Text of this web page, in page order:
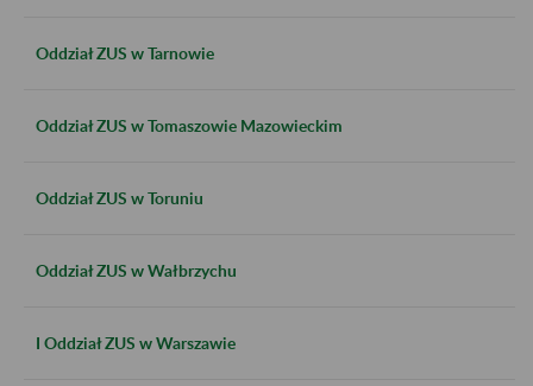
Oddział ZUS w Tarnowie
Oddział ZUS w Tomaszowie Mazowieckim
Oddział ZUS w Toruniu
Oddział ZUS w Wałbrzychu
I Oddział ZUS w Warszawie